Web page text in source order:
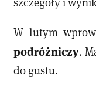
W lutym
podróżniczy.
do gustu.